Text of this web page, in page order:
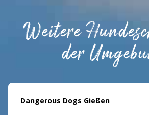
Weitere
der
Dangerous Dogs Gießen